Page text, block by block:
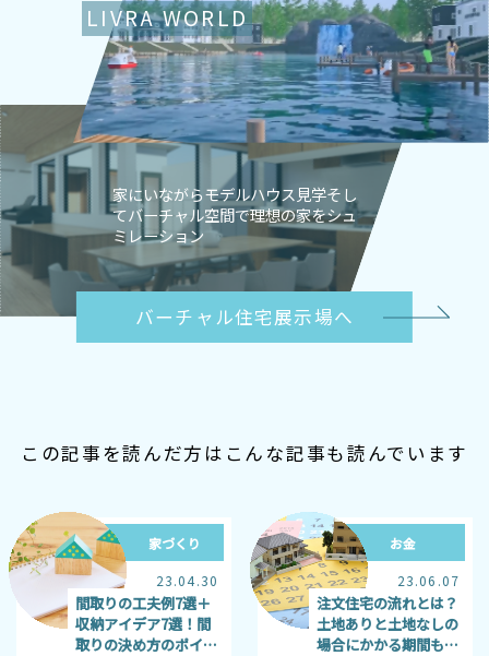
LIVRA WORLD
家にいながらモデルハウス見学そし
てバーチャル空間で理想の家をシュ
ミレーション
バーチャル住宅展示場へ
この記事を読んだ方はこんな記事も読んでいます
家づくり
23.04.30
間取りの工夫例7選＋
収納アイデア7選！間
取りの決め方のポイン
お金
23.06.07
注文住宅の流れとは？
土地ありと土地なしの
場合にかかる期間も解